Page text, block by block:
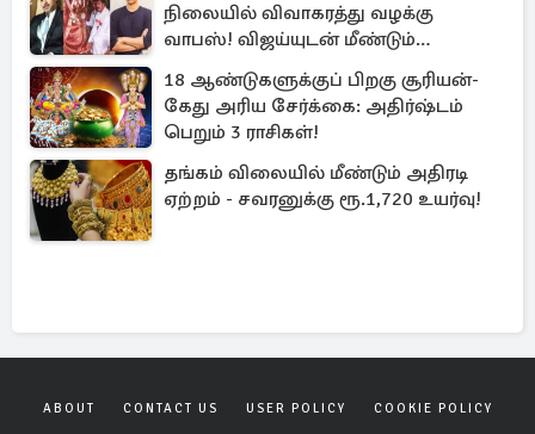
நிலையில் விவாகரத்து வழக்கு
வாபஸ்! விஜய்யுடன் மீண்டும்
இணைவாரா?
18 ஆண்டுகளுக்குப் பிறகு சூரியன்-
கேது அரிய சேர்க்கை: அதிர்ஷ்டம்
பெறும் 3 ராசிகள்!
தங்கம் விலையில் மீண்டும் அதிரடி
ஏற்றம் - சவரனுக்கு ரூ.1,720 உயர்வு!
ABOUT CONTACT US USER POLICY COOKIE POLICY